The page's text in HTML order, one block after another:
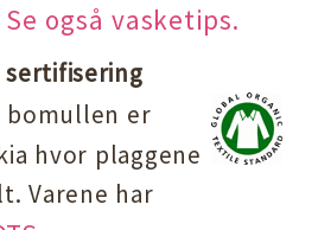
Se også vasketips.
bomullen er
hvor plaggene
Varene har